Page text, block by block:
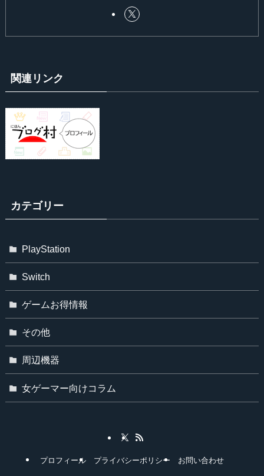
関連リンク
カテゴリー
PlayStation
Switch
ゲームお得情報
その他
周辺機器
女ゲーマー向けコラム
プロフィール プライバシーポリシー お問い合わせ